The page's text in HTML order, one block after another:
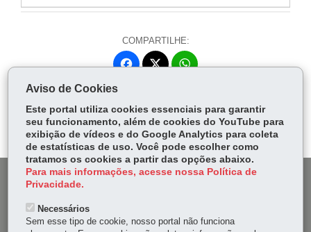
COMPARTILHE:
Fa
ok
itt
er
W
Ap
p
DENUNCIE CORRUPÇÃO
OUVIDORIA
Aviso de Cookies
Este portal utiliza cookies essenciais para garantir
seu funcionamento, além de cookies do YouTube para
exibição de vídeos e do Google Analytics para coleta
de estatísticas de uso. Você pode escolher como
tratamos os cookies a partir das opções abaixo.
Para mais informações, acesse nossa Política de
Privacidade.
Necessários
Sem esse tipo de cookie, nosso portal não funciona